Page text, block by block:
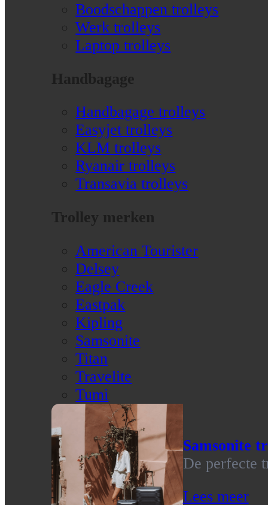
Boodschappen trolleys
Werk trolleys
Laptop trolleys
Handbagage
Handbagage trolleys
Easyjet trolleys
KLM trolleys
Ryanair trolleys
Transavia trolleys
Trolley merken
American Tourister
Delsey
Eagle Creek
Eastpak
Kipling
Samsonite
Titan
Travelite
Tumi
Samsonite
De perfecte
Lees meer